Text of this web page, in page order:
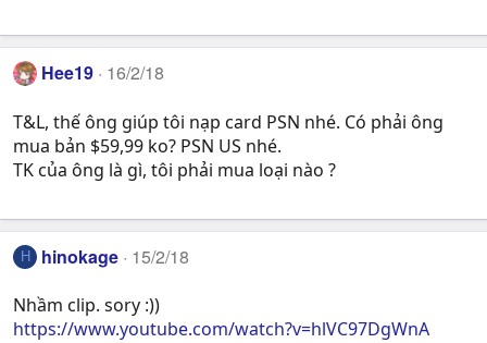
Hee19 16/2/18
T&L, thế ông giúp tôi nạp card PSN nhé. Có phải ông
mua bản $59,99 ko? PSN US nhé.
TK của ông là gì, tôi phải mua loại nào ?
H hinokage 15/2/18
Nhầm clip. sory :))
https://www.youtube.com/watch?v=hlVC97DgWnA